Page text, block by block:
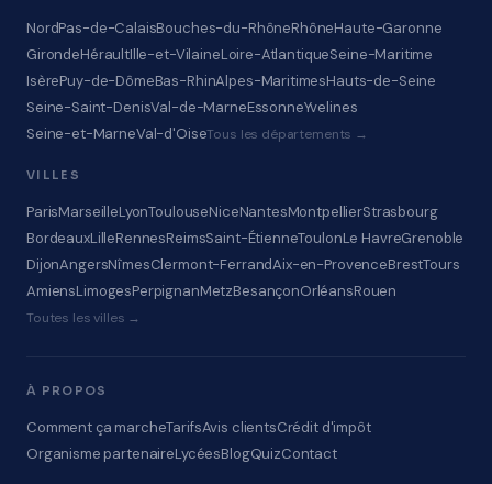
NordPas-de-CalaisBouches-du-RhôneRhôneHaute-Garonne
GirondeHéraultIlle-et-VilaineLoire-AtlantiqueSeine-Maritime
IsèrePuy-de-DômeBas-RhinAlpes-MaritimesHauts-de-Seine
Seine-Saint-DenisVal-de-MarneEssonneYvelines
Seine-et-MarneVal-d'OiseTous les départements →
VILLES
ParisMarseilleLyonToulouseNiceNantesMontpellierStrasbourg
BordeauxLilleRennesReimsSaint-ÉtienneToulonLe HavreGrenoble
DijonAngersNîmesClermont-FerrandAix-en-ProvenceBrestTours
AmiensLimogesPerpignanMetzBesançonOrléansRouen
Toutes les villes →
À PROPOS
Comment ça marcheTarifsAvis clientsCrédit d'impôt
Organisme partenaireLycéesBlogQuizContact